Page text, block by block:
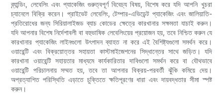
ব্র্যান্ডিং, লেবেলিং এবং প্যাকেজিং গুরুত্বপূর্ণ বিবেচ্য বিষয়, বিশেষ করে যদি আপনি খুচরা
চ্যানেলে বিক্রি করেন। প্রাইভেট লেবেলিং, টেম্পার-এভিডেন্ট প্যাকেজিং এবং জালিয়াতি-
প্রতিরোধের জন্য সিরিয়ালাইজড ব্যাচ কোডের ক্ষেত্রে কারখানার সক্ষমতা যাচাই করুন।
যদি আপনার বিশেষ নির্দেশাবলী বা বহুভাষিক লেবেলিংয়ের প্রয়োজন হয়, তবে নিশ্চিত করুন যে
কারখানার প্যাকেজিং লাইনগুলো উৎপাদন ব্যাহত না করে এই বৈশিষ্ট্যগুলো সমর্থন করে।
ওয়ারেন্টি এবং বিক্রয়োত্তর সহায়তা কাস্টমাইজেশনের সিদ্ধান্তের সাথে জড়িত। যদি
কারখানা ওয়ারেন্টি সহায়তার মাধ্যমে কার্যকারিতার দাবিগুলো সমর্থন করে বা যৌথভাবে
ওয়ারেন্টি পরিচালনায় সম্মত হয়, তবে তা আপনার বিক্রয়-পরবর্তী ঝুঁকি কমিয়ে দেয়।
অপ্রত্যাশিত পরিস্থিতি এড়াতে চুক্তিতে ক্ষতিপূরণের ধারা এবং দায়বদ্ধতার সীমা স্পষ্ট
করুন।